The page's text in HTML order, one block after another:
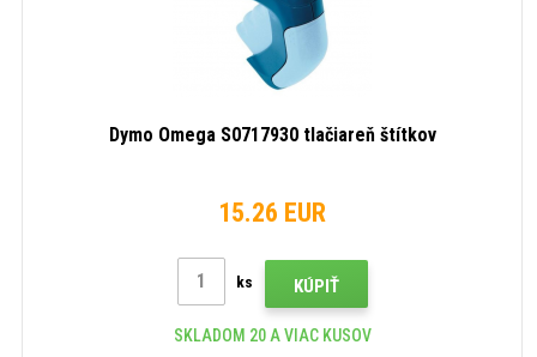
Dymo Omega S0717930 tlačiareň štítkov
15.26 EUR
ks KÚPIŤ
SKLADOM 20 A VIAC KUSOV